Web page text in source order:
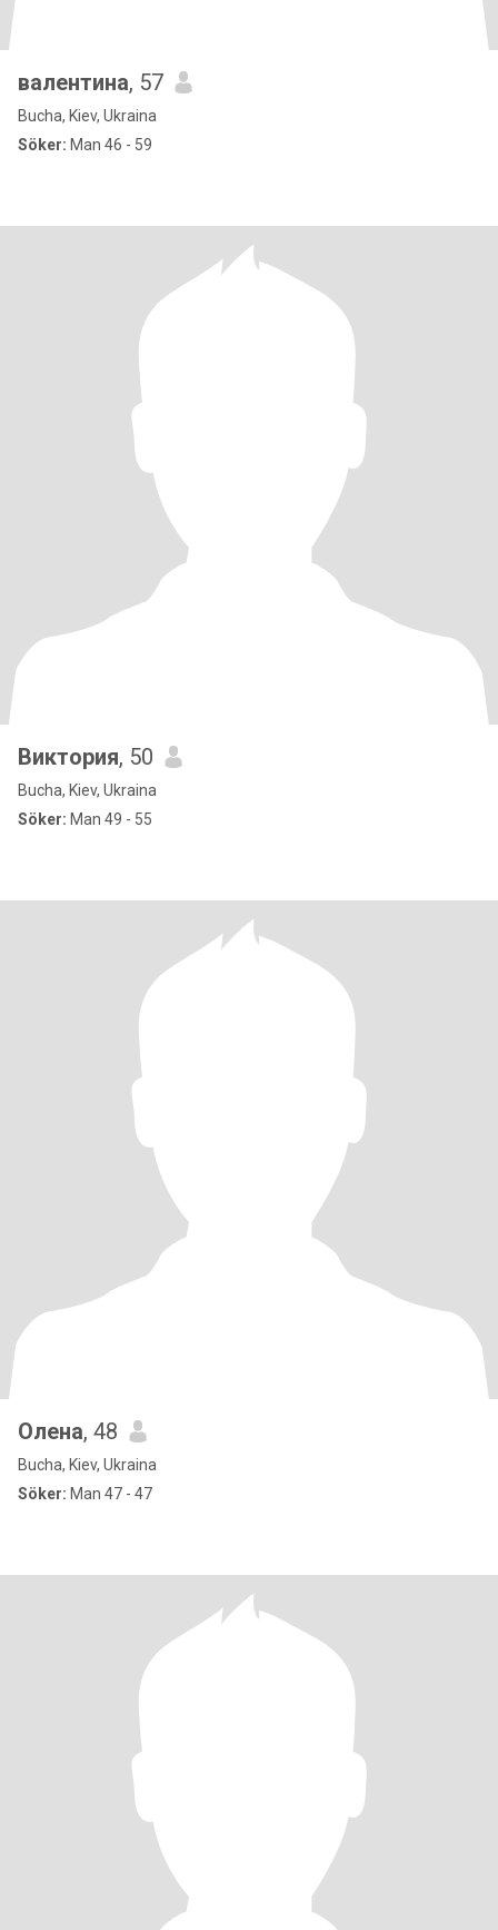
валентина, 57
Bucha, Kiev, Ukraina
Söker: Man 46 - 59
Виктория, 50
Bucha, Kiev, Ukraina
Söker: Man 49 - 55
Олена, 48
Bucha, Kiev, Ukraina
Söker: Man 47 - 47